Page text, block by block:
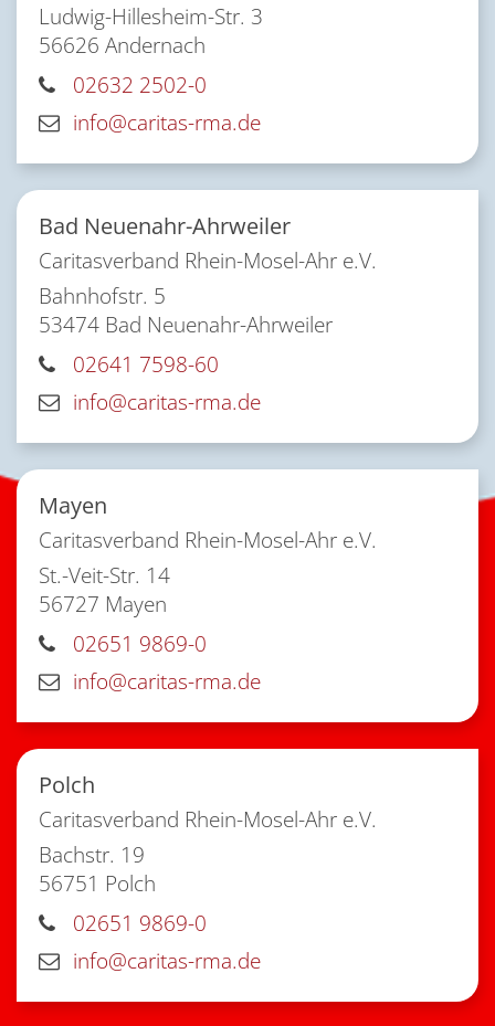
Ludwig-Hillesheim-Str. 3
56626 Andernach
02632 2502-0
info@caritas-rma.de
Bad Neuenahr-Ahrweiler
Caritasverband Rhein-Mosel-Ahr e.V.
Bahnhofstr. 5
53474 Bad Neuenahr-Ahrweiler
02641 7598-60
info@caritas-rma.de
Mayen
Caritasverband Rhein-Mosel-Ahr e.V.
St.-Veit-Str. 14
56727 Mayen
02651 9869-0
info@caritas-rma.de
Polch
Caritasverband Rhein-Mosel-Ahr e.V.
Bachstr. 19
56751 Polch
02651 9869-0
info@caritas-rma.de